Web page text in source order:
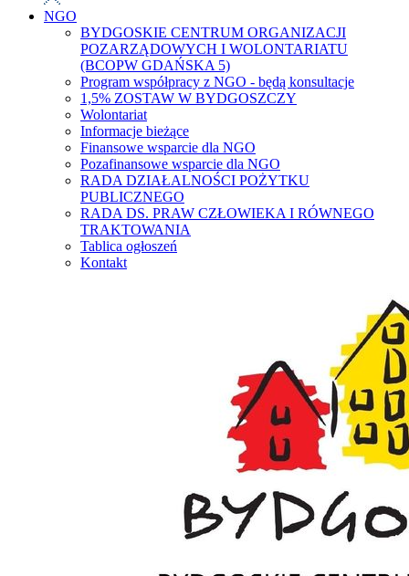
NGO
BYDGOSKIE CENTRUM ORGANIZACJI
POZARZĄDOWYCH I WOLONTARIATU
(BCOPW GDAŃSKA 5)
Program współpracy z NGO - będą konsultacje
1,5% ZOSTAW W BYDGOSZCZY
Wolontariat
Informacje bieżące
Finansowe wsparcie dla NGO
Pozafinansowe wsparcie dla NGO
RADA DZIAŁALNOŚCI POŻYTKU
PUBLICZNEGO
RADA DS. PRAW CZŁOWIEKA I RÓWNEGO
TRAKTOWANIA
Tablica ogłoszeń
Kontakt